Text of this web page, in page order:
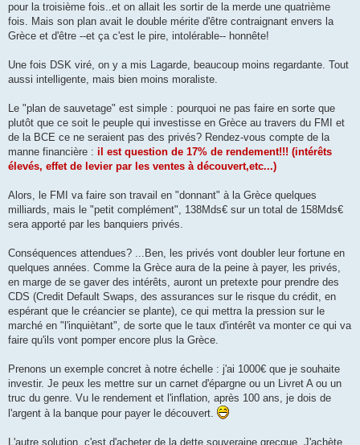
pour la troisième fois..et on allait les sortir de la merde une quatrième
fois. Mais son plan avait le double mérite d'être contraignant envers la
Grèce et d'être --et ça c'est le pire, intolérable-- honnête!
Une fois DSK viré, on y a mis Lagarde, beaucoup moins regardante. Tout
aussi intelligente, mais bien moins moraliste.
Le "plan de sauvetage" est simple : pourquoi ne pas faire en sorte que
plutôt que ce soit le peuple qui investisse en Grèce au travers du FMI et
de la BCE ce ne seraient pas des privés? Rendez-vous compte de la
manne financière : il est question de 17% de rendement!!! (intérêts
élevés, effet de levier par les ventes à découvert,etc...)
Alors, le FMI va faire son travail en "donnant" à la Grèce quelques
milliards, mais le "petit complément", 138Mds€ sur un total de 158Mds€
sera apporté par les banquiers privés.
Conséquences attendues? ...Ben, les privés vont doubler leur fortune en
quelques années. Comme la Grèce aura de la peine à payer, les privés,
en marge de se gaver des intérêts, auront un pretexte pour prendre des
CDS (Credit Default Swaps, des assurances sur le risque du crédit, en
espérant que le créancier se plante), ce qui mettra la pression sur le
marché en "l'inquiètant", de sorte que le taux d'intérêt va monter ce qui va
faire qu'ils vont pomper encore plus la Grèce.
Prenons un exemple concret à notre échelle : j'ai 1000€ que je souhaite
investir. Je peux les mettre sur un carnet d'épargne ou un Livret A ou un
truc du genre. Vu le rendement et l'inflation, après 100 ans, je dois de
l'argent à la banque pour payer le découvert.
L'autre solution, c'est d'acheter de la dette souveraine grecque. J'achète